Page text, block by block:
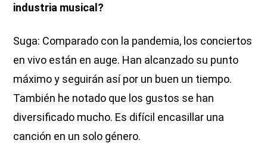
industria musical?
Suga: Comparado con la pandemia, los conciertos
en vivo están en auge. Han alcanzado su punto
máximo y seguirán así por un buen un tiempo.
También he notado que los gustos se han
diversificado mucho. Es difícil encasillar una
canción en un solo género.